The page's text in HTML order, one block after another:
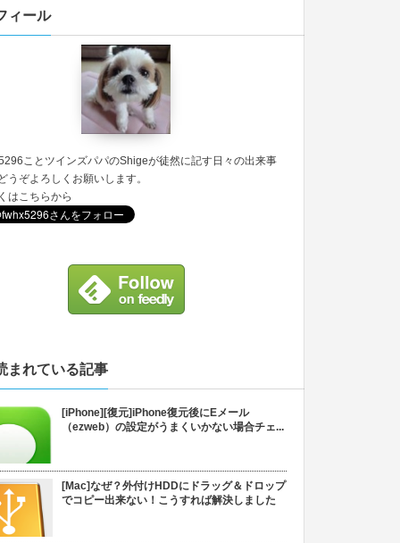
ィール
ことツインズパパのShigeが徒然に記す日々の出来事
うぞよろしくお願いします。
はこちらから
まれている記事
[iPhone][復元]iPhone復元後にEメール
（ezweb）の設定がうまくいかない場合チェ...
[Mac]なぜ？外付けHDDにドラッグ＆ドロップ
でコピー出来ない！こうすれば解決しました